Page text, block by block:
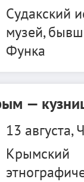
Судакский
музей,
Функа
—
13 августа,
Крымский